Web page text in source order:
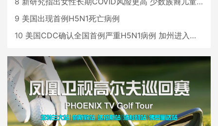
9 美国出现首例H5N1死亡病例
10 美国CDC确认全国首例严重H5N1病例 加州进入紧急状态